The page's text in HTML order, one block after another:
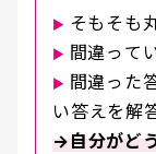
▶︎ そもそも
▶︎ 間違って
▶︎ 間違った
い答えを解
→自分がど